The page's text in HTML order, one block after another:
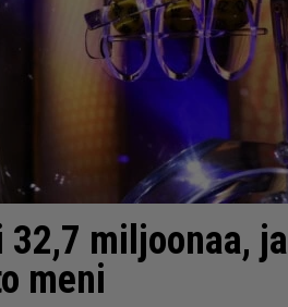
miljoonaa, ja
meni